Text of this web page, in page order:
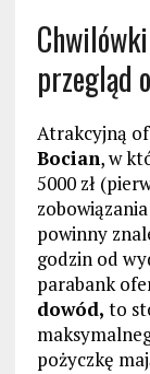
przegląd
Atrakcyjną
Bocian, w
5000 zł
powinny
godzin od
parabank
dowód, to
pożyczkę